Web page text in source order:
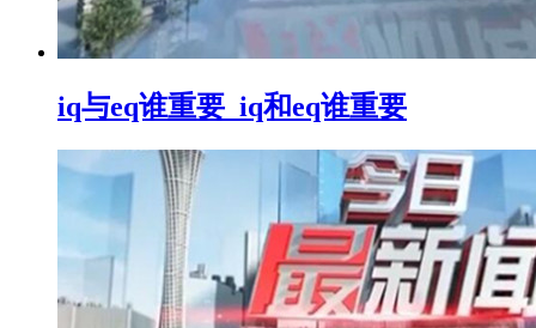
iq与eq谁重要_iq和eq谁重要